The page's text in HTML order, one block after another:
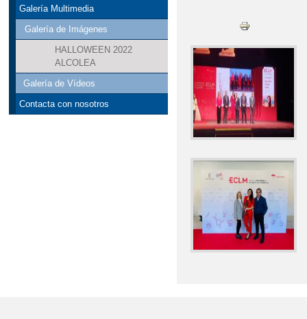
Galería Multimedia
Galería de Imágenes
HALLOWEEN 2022
ALCOLEA
Galería de Vídeos
Contacta con nosotros